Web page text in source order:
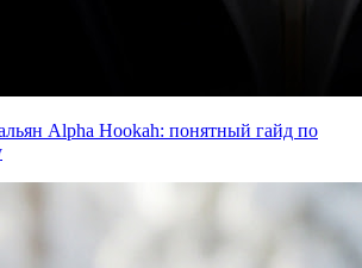
Alpha Hookah: понятный гайд по